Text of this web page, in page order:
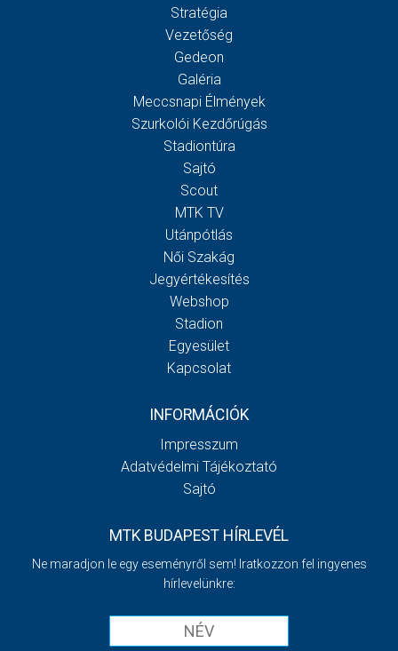
Stratégia
Vezetőség
Gedeon
Galéria
Meccsnapi Élmények
Szurkolói Kezdőrúgás
Stadiontúra
Sajtó
Scout
MTK TV
Utánpótlás
Női Szakág
Jegyértékesítés
Webshop
Stadion
Egyesület
Kapcsolat
INFORMÁCIÓK
Impresszum
Adatvédelmi Tájékoztató
Sajtó
MTK BUDAPEST HÍRLEVÉL
Ne maradjon le egy eseményről sem! Iratkozzon fel ingyenes
hírlevelünkre: